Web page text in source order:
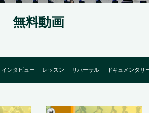
無料動画
インタビュー レッスン リハーサル ドキュメンタリ